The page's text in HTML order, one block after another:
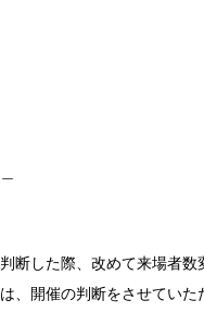
した際、改めて来場者数
開催の判断をさせていた